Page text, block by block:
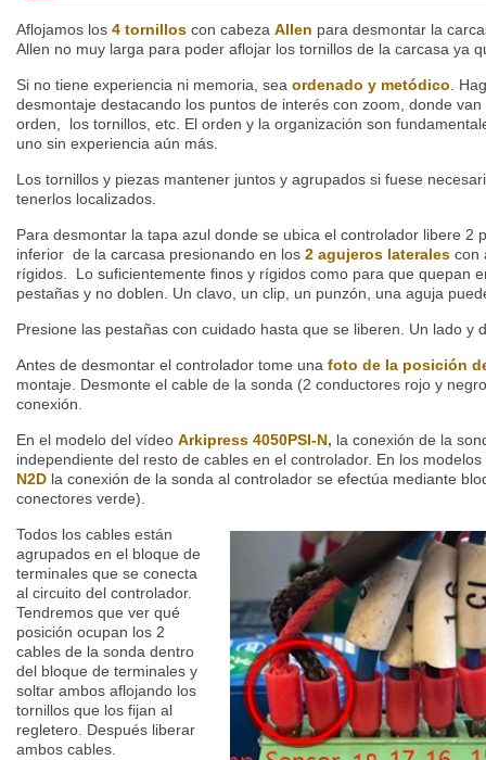
Aflojamos los 4 tornillos con cabeza Allen para desmontar la
Allen no muy larga para poder aflojar los tornillos de la carcasa ya
Si no tiene experiencia ni memoria, sea ordenado y metódico.
desmontaje destacando los puntos de interés con zoom, donde
orden, los tornillos, etc. El orden y la organización son
uno sin experiencia aún más.
Los tornillos y piezas mantener juntos y agrupados si fuese
tenerlos localizados.
Para desmontar la tapa azul donde se ubica el controlador libere 2
inferior de la carcasa presionando en los 2 agujeros laterales con
rígidos. Lo suficientemente finos y rígidos como para que quepan
pestañas y no doblen. Un clavo, un clip, un punzón, una aguja
Presione las pestañas con cuidado hasta que se liberen. Un lado y
Antes de desmontar el controlador tome una foto de la posición
montaje. Desmonte el cable de la sonda (2 conductores rojo y
conexión.
En el modelo del vídeo Arkipress 4050PSI-N, la conexión de la
independiente del resto de cables en el controlador. En los
N2D la conexión de la sonda al controlador se efectúa mediante
conectores verde).
Todos los cables están
agrupados en el bloque de
terminales que se conecta
al circuito del controlador.
Tendremos que ver qué
posición ocupan los 2
cables de la sonda dentro
del bloque de terminales y
soltar ambos aflojando los
tornillos que los fijan al
regletero. Después liberar
ambos cables.